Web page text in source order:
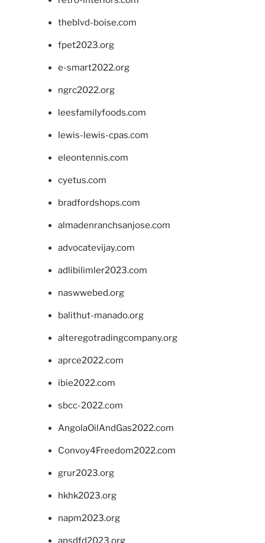
theblvd-boise.com
fpet2023.org
e-smart2022.org
ngrc2022.org
leesfamilyfoods.com
lewis-lewis-cpas.com
eleontennis.com
cyetus.com
bradfordshops.com
almadenranchsanjose.com
advocatevijay.com
adlibilimler2023.com
naswwebed.org
balithut-manado.org
alteregotradingcompany.org
aprce2022.com
ibie2022.com
sbcc-2022.com
AngolaOilAndGas2022.com
Convoy4Freedom2022.com
grur2023.org
hkhk2023.org
napm2023.org
apsdfd2023.org